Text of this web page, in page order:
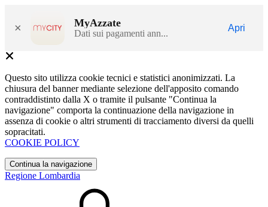
× MyAzzate
Dati sui pagamenti ann...
Apri
Questo sito utilizza cookie tecnici e statistici anonimizzati. La
chiusura del banner mediante selezione dell'apposito comando
contraddistinto dalla X o tramite il pulsante "Continua la
navigazione" comporta la continuazione della navigazione in
assenza di cookie o altri strumenti di tracciamento diversi da quelli
sopracitati.
COOKIE POLICY
Continua la navigazione
Regione Lombardia